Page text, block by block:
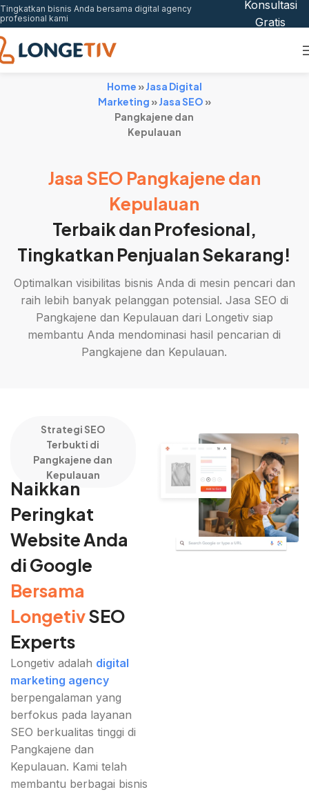
Tingkatkan bisnis Anda bersama digital agency
profesional kami
Konsultasi
Gratis
Home »Jasa Digital
Marketing »Jasa SEO »
Pangkajene dan
Kepulauan
Jasa SEO Pangkajene dan
Kepulauan
Terbaik dan Profesional,
Tingkatkan Penjualan Sekarang!
Optimalkan visibilitas bisnis Anda di mesin pencari dan
raih lebih banyak pelanggan potensial. Jasa SEO di
Pangkajene dan Kepulauan dari Longetiv siap
membantu Anda mendominasi hasil pencarian di
Pangkajene dan Kepulauan.
Strategi SEO
Terbukti di
Pangkajene dan
Kepulauan
Naikkan
Peringkat
Website Anda
di Google
Bersama
LongetivSEO
Experts
Longetiv adalah digital
marketing agency
berpengalaman yang
berfokus pada layanan
SEO berkualitas tinggi di
Pangkajene dan
Kepulauan. Kami telah
membantu berbagai bisnis